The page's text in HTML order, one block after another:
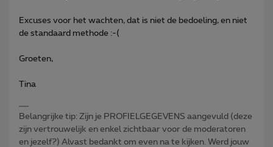
Excuses voor het wachten, dat is niet de bedoeling, en niet
de standaard methode :-(
Groeten,
Tina
Belangrijke tip: Zijn je PROFIELGEGEVENS aangevuld (deze
zijn vertrouwelijk en enkel zichtbaar voor de moderatoren
en jezelf?) Alvast bedankt om even na te kijken. Werd jouw